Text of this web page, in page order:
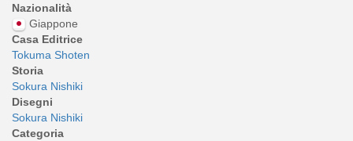
Nazionalità
Giappone
Casa Editrice
Tokuma Shoten
Storia
Sokura Nishiki
Disegni
Sokura Nishiki
Categoria